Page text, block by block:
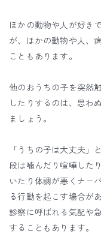
ほかの動物や人が好き
が、ほかの動物や人、
こともあります。
他のおうちの子を突然
したりするのは、思わ
ましょう。
「うちの子は大丈夫
段は噛んだり喧嘩した
いたり体調が悪くナー
る行動を起こす場合が
診察に呼ばれる気配や
することもあります。